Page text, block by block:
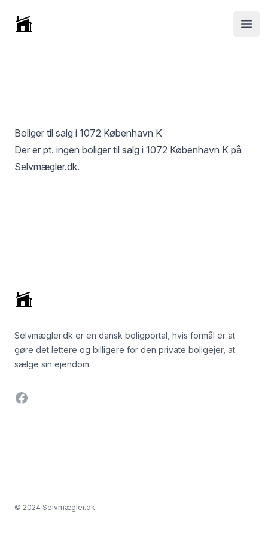
Selvmægler
Boliger til salg i 1072 København K
Der er pt. ingen boliger til salg i 1072 København K på
Selvmægler.dk.
Selvmægler.dk er en dansk boligportal, hvis formål er at
gøre det lettere og billigere for den private boligejer, at
sælge sin ejendom.
Facebook
© 2024 Selvmægler.dk